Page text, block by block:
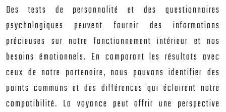
Des tests de personnalité et des questionnaires
psychologiques peuvent fournir des informations
précieuses sur notre fonctionnement intérieur et nos
besoins émotionnels. En comparant les résultats avec
ceux de notre partenaire, nous pouvons identifier des
points communs et des différences qui éclairent notre
compatibilité. La voyance peut offrir une perspective